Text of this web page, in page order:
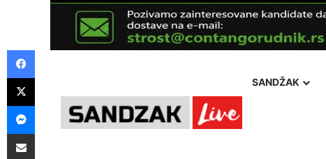
SANDŽAK
Facebook
X
Messenger
Pošalji preko E-Maila